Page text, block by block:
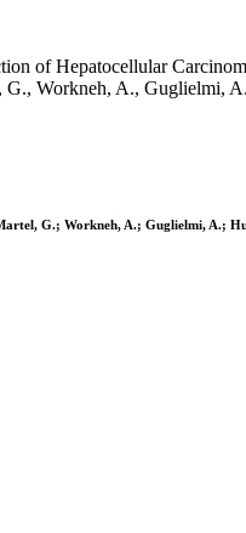
of Hepatocellular
G., Workneh, A., Guglielmi,
G.; Workneh, A.; Guglielmi, A.;